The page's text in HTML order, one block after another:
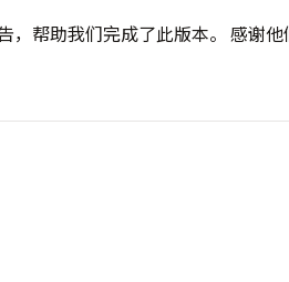
帮助我们完成了此版本。 感谢他